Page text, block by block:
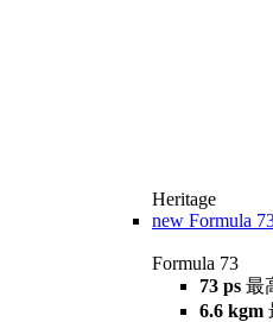
Heritage
new Formula
Formula 73
73 ps 最
6.6 kgm